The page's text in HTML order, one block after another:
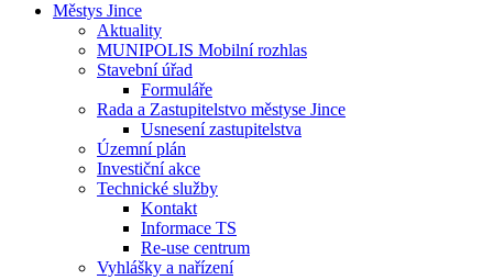
Městys Jince
Aktuality
MUNIPOLIS Mobilní rozhlas
Stavební úřad
Formuláře
Rada a Zastupitelstvo městyse Jince
Usnesení zastupitelstva
Územní plán
Investiční akce
Technické služby
Kontakt
Informace TS
Re-use centrum
Vyhlášky a nařízení